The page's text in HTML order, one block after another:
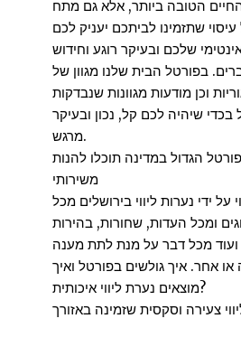
עיסוי שתזמינו לביתכם יעניק לכם
שלכם ובעיקר רוגע וחידוש
בפורטל הבית שלנו מגוון של
וכן מודעות מגוונות שנבדקות
שיהיה לכם קל, נכון ובעיקר
מרגש.
הגדול במדינה תוכלו להנות
משירותי
על ידי נערות ליווי בירושלים מכל
ועוד מכל דבר על מנת לתת מענה
אחר. איך גולשים בפורטל ואיך
מוצאים נערת ליווי איכותית?